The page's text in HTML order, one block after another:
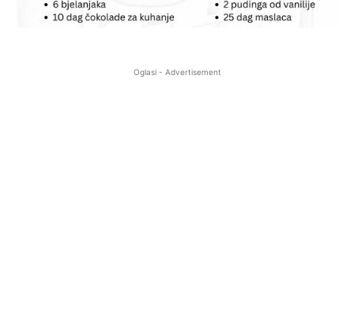
Oglasi - Advertisement